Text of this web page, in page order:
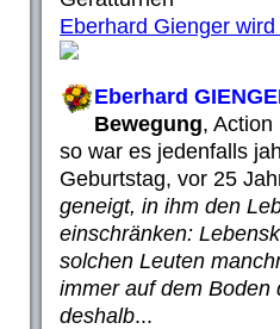
Eberhard Gienger
Eberhard
Bewegung,
so war es jedenfalls
Geburtstag, vor 25
geneigt, in ihm den
einschränken:
solchen Leuten
immer auf dem Boden
deshalb...